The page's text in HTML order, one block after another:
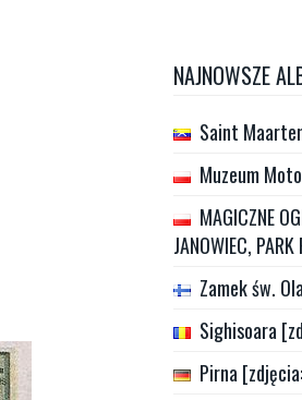
NAJNOWSZE
Saint
Muzeum
MAGICZNE
JANOWIEC,
Zamek św.
Sighisoara
Pirna